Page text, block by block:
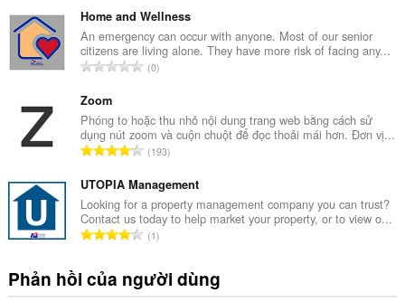
ế
p
h
ạ
g
:
n
g
s
ố
p
h
ạ
n
g
:
Home and Wellness
An emergency can occur with anyone. Most of our senior
citizens are living alone. They have more risk of facing any...
T
g
s
ố
ế
p
h
ạ
g
0
Zoom
Phóng to hoặc thu nhỏ nội dung trang web bằng cách sử
dụng nút zoom và cuộn chuột để đọc thoải mái hơn. Đơn vị...
T
n
g
s
ố
ế
p
193
UTOPIA Management
Looking for a property management company you can trust?
Contact us today to help market your property, or to view o...
T
g
1
Phản hồi của người dùng